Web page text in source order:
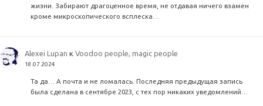
жизни. Забирают драгоценное время, не отдавая ничего взамен
кроме микроскопического всплеска…
Alexei Lupan кVoodoo people, magic people
18.07.2024
Та да… А почта и не ломалась. Последняя предыдущая запись
была сделана в сентябре 2023, с тех пор никаких уведомлений…